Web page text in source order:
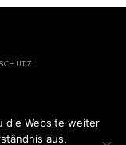
die Website weiter
aus.